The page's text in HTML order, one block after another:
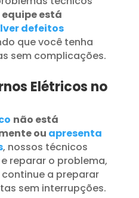
equipe está
defeitos
que você tenha
sem complicações.
Elétricos no
não está
ou apresenta
, nossos técnicos
reparar o problema,
a preparar
sem interrupções.